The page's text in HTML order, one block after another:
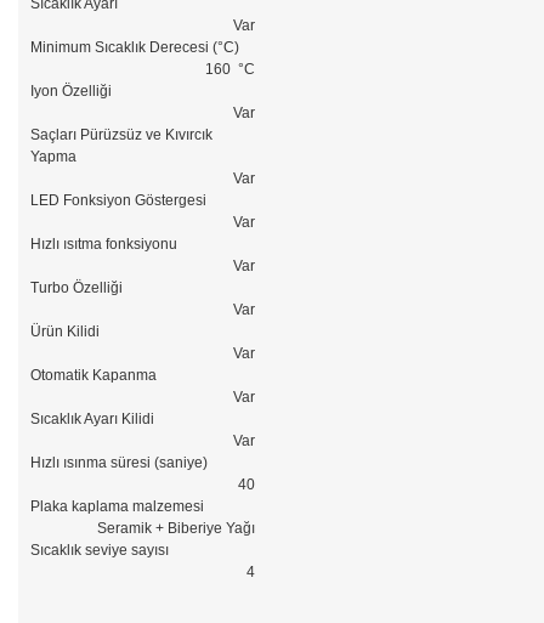
Sıcaklık Ayarı
Var
Minimum Sıcaklık Derecesi (°C)
160 °C
Iyon Özelliği
Var
Saçları Pürüzsüz ve Kıvırcık
Yapma
Var
LED Fonksiyon Göstergesi
Var
Hızlı ısıtma fonksiyonu
Var
Turbo Özelliği
Var
Ürün Kilidi
Var
Otomatik Kapanma
Var
Sıcaklık Ayarı Kilidi
Var
Hızlı ısınma süresi (saniye)
40
Plaka kaplama malzemesi
Seramik + Biberiye Yağı
Sıcaklık seviye sayısı
4